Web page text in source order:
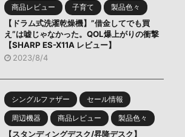
商品レビュー 子育て 製品色々
【ドラム式洗濯乾燥機】”借金してでも買
え”は嘘じゃなかった。QOL爆上がりの衝撃
【SHARP ES-X11A レビュー】
2023/8/4
シングルファザー セール情報
周辺機器 商品レビュー 製品色々
【スタンディングデスク/昇降デスク】